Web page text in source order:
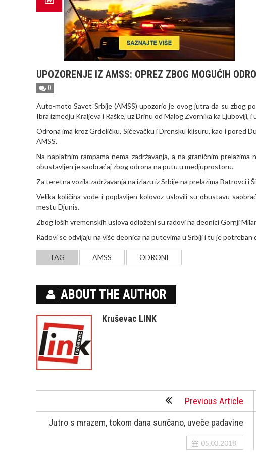
UPOZORENJE IZ AMSS: OPREZ ZBOG MOGUĆIH
0
Auto-moto Savet Srbije (AMSS) upozorio je ovog jutra da su zbog
Ibra izmedju Kraljeva i Raške, uz Drinu od Malog Zvornika ka Ljuboviji, i
Odrona ima kroz Grdeličku, Sićevačku i Drensku klisuru, kao i pored
AMSS.
Na naplatnim rampama nema zadržavanja, a na graničnim
obustavljen je saobraćaj zbog odrona na putu u medjuprostoru.
Za teretna vozila zadržavanja na izlazu iz Srbije na prelazima Batrovci i
Velika količina vode i poplavljen kolovoz uslovili su obustavu
mestu Djunis.
Zbog loših vremenskih uslova odloženi su radovi na deonici Gornji
Radovi se odvijaju na više deonica na putevima u Srbiji i tu je
TAG AMSS ODRONI
ABOUT THE AUTHOR
Kruševac LINK
Previous Article
Jutro s mrazem, tokom dana sunčano, uveče padavine
05.03.2018.